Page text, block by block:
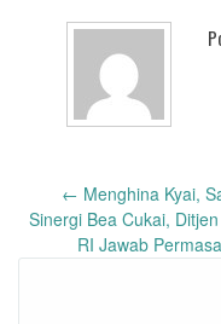
navigation
← Menghina Kyai,
Sinergi Bea Cukai,
RI Jawab